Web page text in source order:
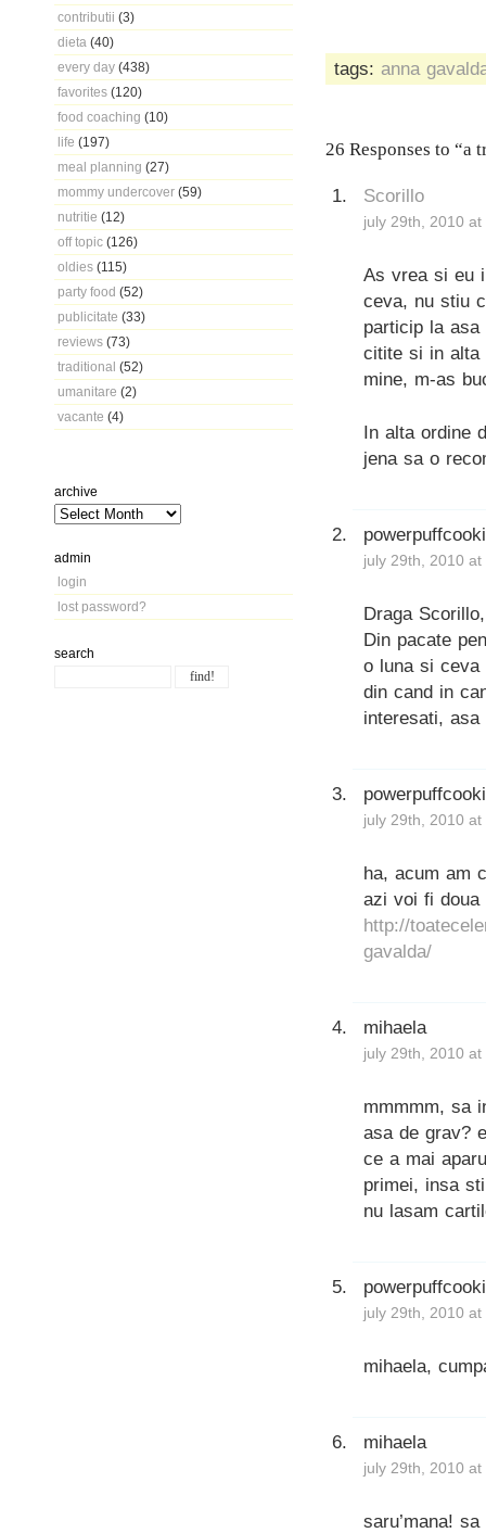
contributii (3)
dieta (40)
every day (438)
favorites (120)
food coaching (10)
life (197)
meal planning (27)
mommy undercover (59)
nutritie (12)
off topic (126)
oldies (115)
party food (52)
publicitate (33)
reviews (73)
traditional (52)
umanitare (2)
vacante (4)
archive
admin
login
lost password?
search
tags: anna
26 Responses to “a
Scorillo
july 29th, 2010
As vrea si eu
ceva, nu stiu
particip la
citite si in alta
mine, m-as
In alta ordine
jena sa o
july 29th, 2010
Draga Scorillo,
Din pacate
o luna si ceva
din cand in
interesati,
july 29th, 2010
ha, acum am
azi voi fi
http://
gavalda/
mihaela
july 29th, 2010
mmmmm, sa
asa de grav?
ce a mai
primei, insa
nu lasam
july 29th, 2010
mihaela,
mihaela
july 29th, 2010
saru’mana!